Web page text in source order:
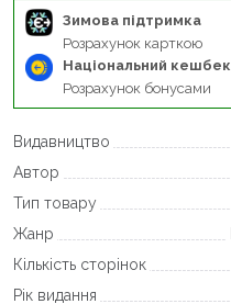
Зимова підтримка
Розрахунок карткою
Національний кешбек
Розрахунок бонусами
Видавництво
Автор
Тип товару
Жанр
Кількість сторінок
Рік видання